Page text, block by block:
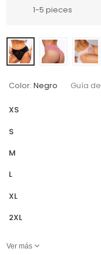
1-5 pieces
Color: Negro Guía
XS
S
M
L
XL
2XL
Ver más